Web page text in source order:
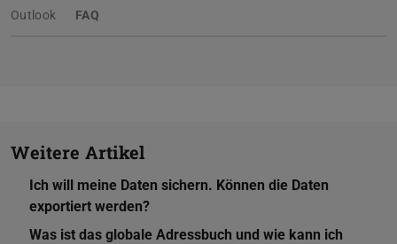
Outlook FAQ
Weitere Artikel
Ich will meine Daten sichern. Können die Daten
exportiert werden?
Was ist das globale Adressbuch und wie kann ich